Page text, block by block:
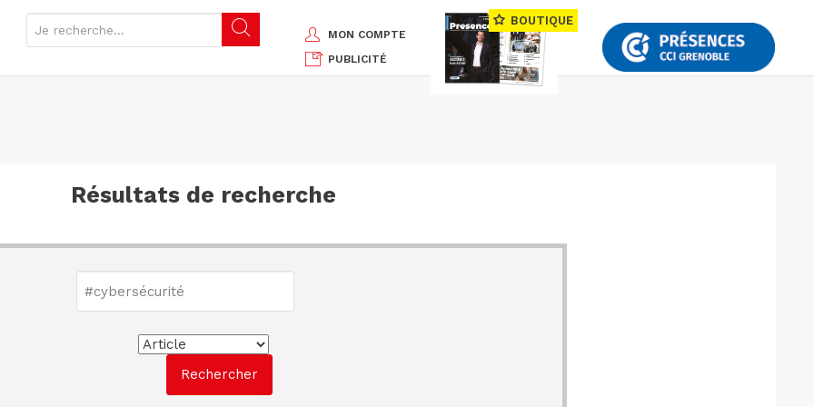
MON COMPTE
PUBLICITÉ
BOUTIQUE
Résultats de recherche